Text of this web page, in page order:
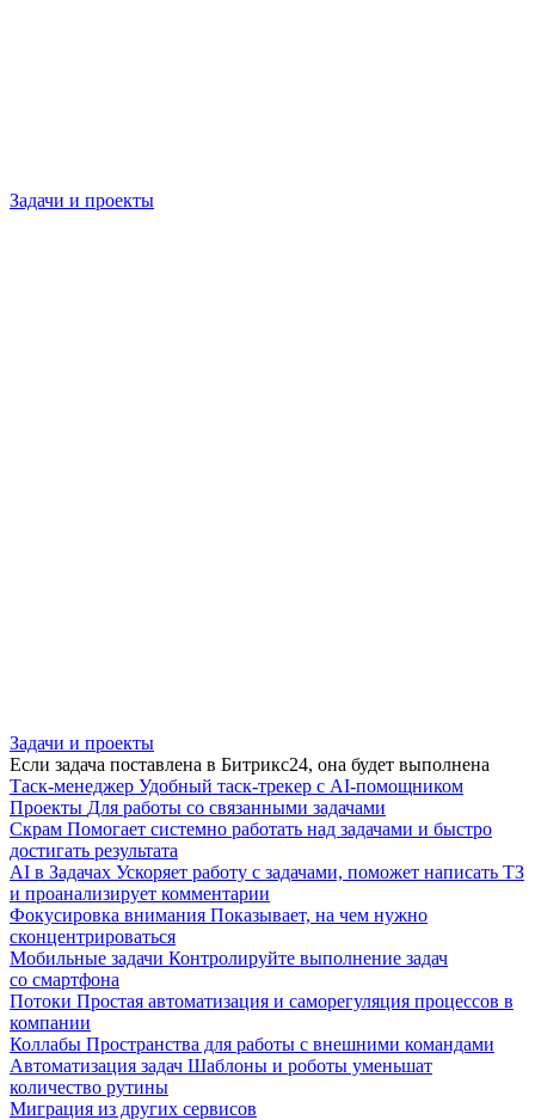
Задачи и проекты
Задачи и проекты
Если задача поставлена в Битрикс24, она будет выполнена
Таск-менеджер Удобный таск-трекер с AI-помощником
Проекты Для работы со связанными задачами
Скрам Помогает системно работать над задачами и быстро
достигать результата
AI в Задачах Ускоряет работу с задачами, поможет написать ТЗ
и проанализирует комментарии
Фокусировка внимания Показывает, на чем нужно
сконцентрироваться
Мобильные задачи Контролируйте выполнение задач
со смартфона
Потоки Простая автоматизация и саморегуляция процессов в
компании
Коллабы Пространства для работы с внешними командами
Автоматизация задач Шаблоны и роботы уменьшат
количество рутины
Миграция из других сервисов